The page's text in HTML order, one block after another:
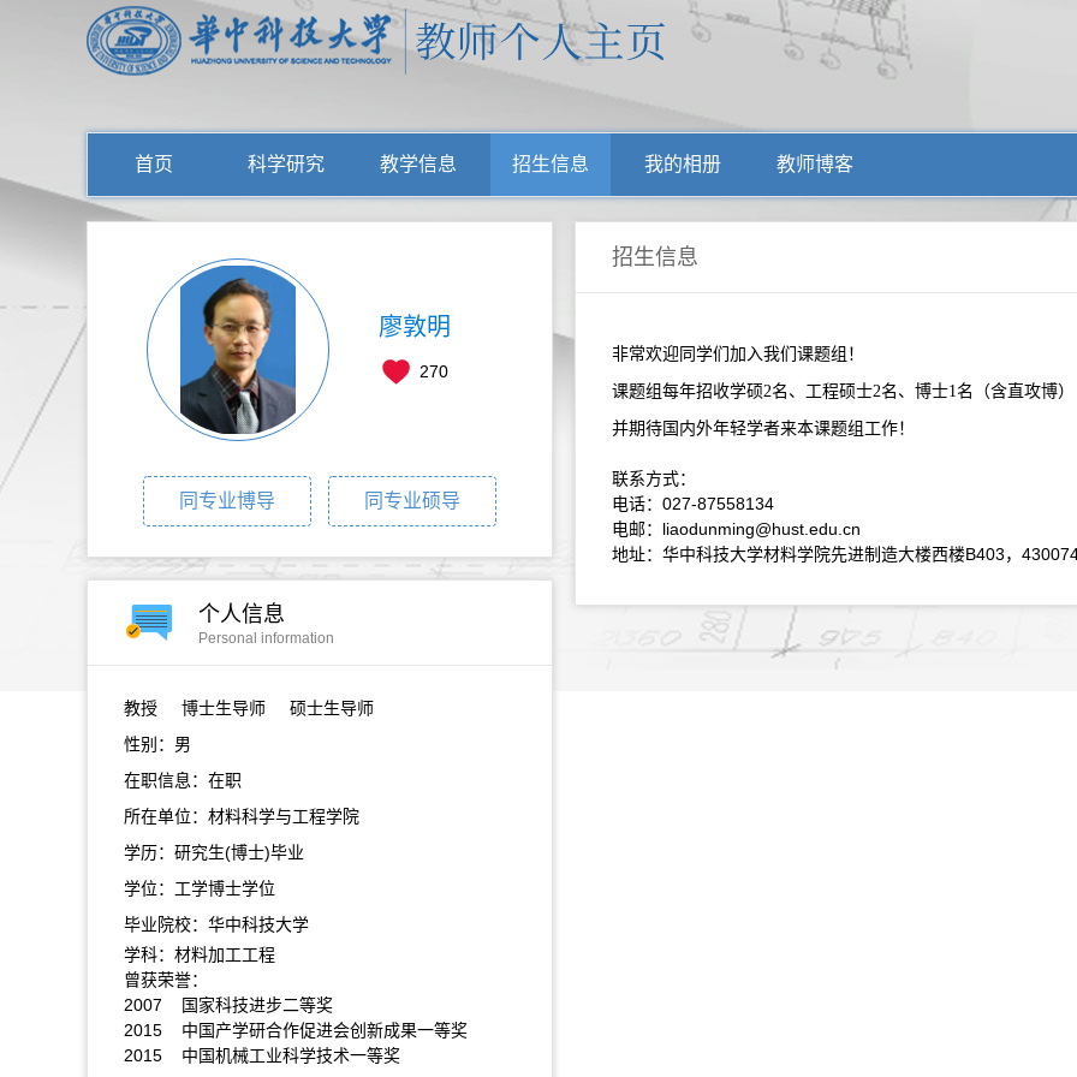
首页 科学研究 教学信息 招生信息 我的相册 教师博客
廖敦明
270
同专业博导 同专业硕导
个人信息
Personal information
教授
博士生导师 硕士生导师
性别：男
在职信息：在职
所在单位：材料科学与工程学院
学历：研究生(博士)毕业
学位：工学博士学位
毕业院校：华中科技大学
学科：材料加工工程
曾获荣誉：
2007 国家科技进步二等奖
2015 中国产学研合作促进会创新成果一等奖
2015 中国机械工业科学技术一等奖
招生信息
非常欢迎同学们加入我们课题组！
课题组每年招收学硕2名、工程硕士2名、博士1名（含直攻博
并期待国内外年轻学者来本课题组工作！
联系方式：
电话： 027-87558134
电邮： liaodunming@hust.edu.cn
地址：华中科技大学材料学院先进制造大楼西楼B403 ，